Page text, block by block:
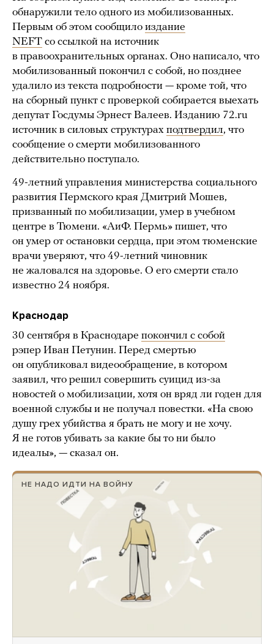
обнаружили тело одного из мобилизованных.
Первым об этом сообщило издание
NEFT со ссылкой на источник
в правоохранительных органах. Оно написало, что
мобилизованный покончил с собой, но позднее
удалило из текста подробности — кроме той, что
на сборный пункт с проверкой собирается выехать
депутат Госдумы Эрнест Валеев. Изданию 72.ru
источник в силовых структурах подтвердил, что
сообщение о смерти мобилизованного
действительно поступало.
49-летний управления министерства социального
развития Пермского края Дмитрий Мошев,
призванный по мобилизации, умер в учебном
центре в Тюмени. «АиФ. Пермь» пишет, что
он умер от остановки сердца, при этом тюменские
врачи уверяют, что 49-летний чиновник
не жаловался на здоровье. О его смерти стало
известно 24 ноября.
Краснодар
30 сентября в Краснодаре покончил с собой
рэпер Иван Петунин. Перед смертью
он опубликовал видеообращение, в котором
заявил, что решил совершить суицид из-за
новостей о мобилизации, хотя он вряд ли годен для
военной службы и не получал повестки. «На свою
душу грех убийства я брать не могу и не хочу.
Я не готов убивать за какие бы то ни было
идеалы», — сказал он.
НЕ НАДО ИДТИ НА ВОЙНУ